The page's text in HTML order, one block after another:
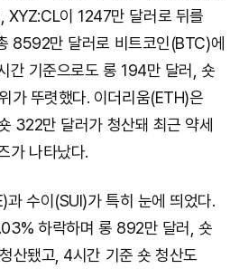
이 1247만 달러로 뒤를
8592만 달러로 비트코인(BTC)에
간 기준으로도 롱 194만 달러, 숏
가 뚜렷했다. 이더리움(ETH)은
322만 달러가 청산돼 최근 약세
가 나타났다.
수이(SUI)가 특히 눈에 띄었다.
하락하며 롱 892만 달러, 숏
산됐고, 4시간 기준 숏 청산도